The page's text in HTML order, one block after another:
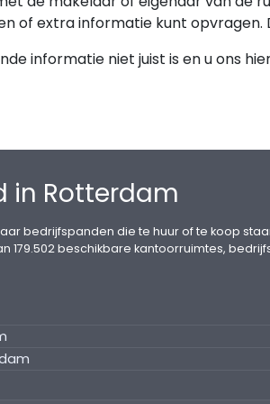
ledverlichting;
inbouwapparatuur en inbouwkasten;
maakt eventueel onderdeel uit
maar aanvaardt geen
en beelden in deze
estate B.V. Dit houdt in, dat er niets
worden gekopieerd. Deze
of extra informatie kunt opvragen.
informatie niet juist is en u ons
in Rotterdam
bedrijfspanden die te huur of te koop
179.502 beschikbare kantoorruimtes,